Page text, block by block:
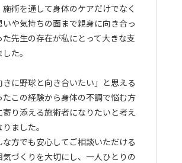
施術を通して身体のケアだけでなく
いや気持ちの面まで親身に向き合っ
た先生の存在が私にとって大きな支
た。
きに野球と向き合いたい」と思える
たこの経験から身体の不調で悩む方
寄り添える施術者になりたいと考え
ました。
な方でも安心してご相談いただける
気づくりを大切にし、一人ひとりの